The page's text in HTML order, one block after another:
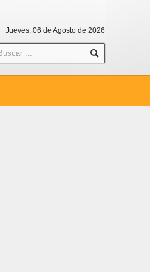
Jueves, 06 de Agosto de 2026